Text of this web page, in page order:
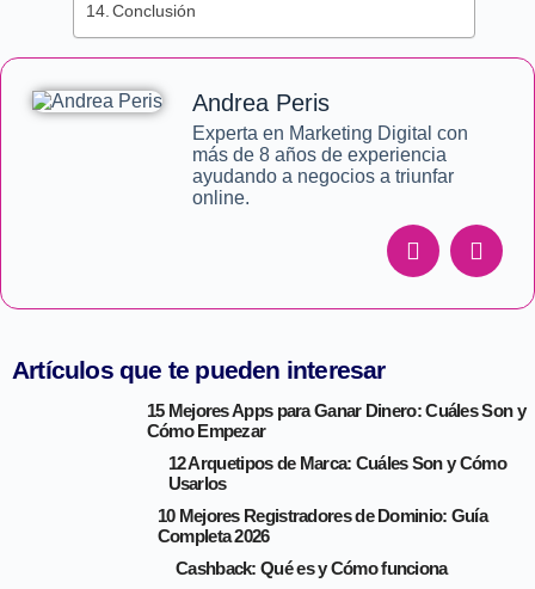
Conclusión
Andrea Peris
Experta en Marketing Digital con
más de 8 años de experiencia
ayudando a negocios a triunfar
online.
Artículos que te pueden interesar
15 Mejores Apps para Ganar Dinero: Cuáles Son y
Cómo Empezar
12 Arquetipos de Marca: Cuáles Son y Cómo
Usarlos
10 Mejores Registradores de Dominio: Guía
Completa 2026
Cashback: Qué es y Cómo funciona